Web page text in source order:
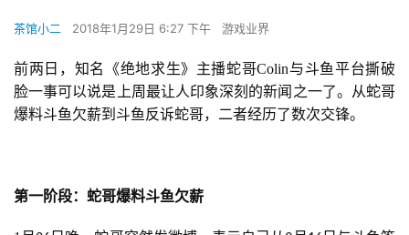
茶馆小二 2018年1月29日 6:27 下午 游戏业界
前两日，知名《绝地求生》主播蛇哥Colin与斗鱼平台撕破
脸一事可以说是上周最让人印象深刻的新闻之一了。从蛇哥
爆料斗鱼欠薪到斗鱼反诉蛇哥，二者经历了数次交锋。
第一阶段：蛇哥爆料斗鱼欠薪